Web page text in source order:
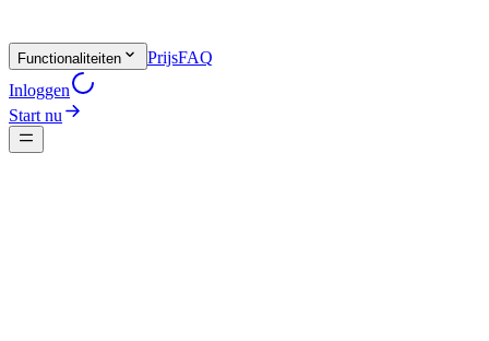
Functionaliteiten PrijsFAQ
Inloggen
Start nu